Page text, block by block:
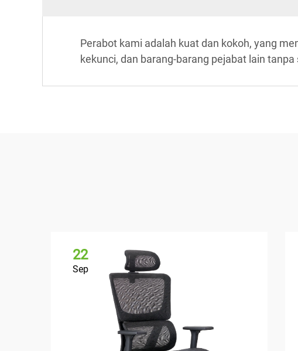
Perabot kami adalah kuat dan kokoh, yang
kekunci, dan barang-barang pejabat lain
22
Sep